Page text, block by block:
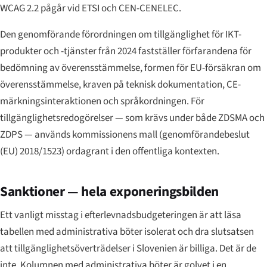
WCAG 2.2 pågår vid ETSI och CEN-CENELEC.
Den genomförande förordningen om tillgänglighet för IKT-
produkter och -tjänster från 2024 fastställer förfarandena för
bedömning av överensstämmelse, formen för EU-försäkran om
överensstämmelse, kraven på teknisk dokumentation, CE-
märkningsinteraktionen och språkordningen. För
tillgänglighetsredogörelser — som krävs under både ZDSMA och
ZDPS — används kommissionens mall (genomförandebeslut
(EU) 2018/1523) ordagrant i den offentliga kontexten.
Sanktioner — hela exponeringsbilden
Ett vanligt misstag i efterlevnadsbudgeteringen är att läsa
tabellen med administrativa böter isolerat och dra slutsatsen
att tillgänglighetsöverträdelser i Slovenien är billiga. Det är de